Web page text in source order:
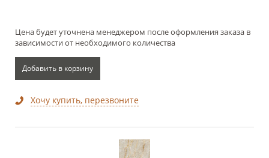
Цена будет уточнена менеджером после оформления заказа в
зависимости от необходимого количества
Добавить в корзину
Хочу купить, перезвоните